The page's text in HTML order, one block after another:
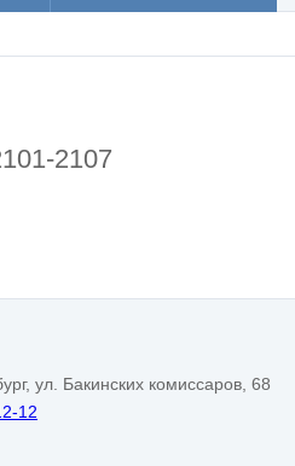
2107
ул. Бакинских комиссаров, 68
12